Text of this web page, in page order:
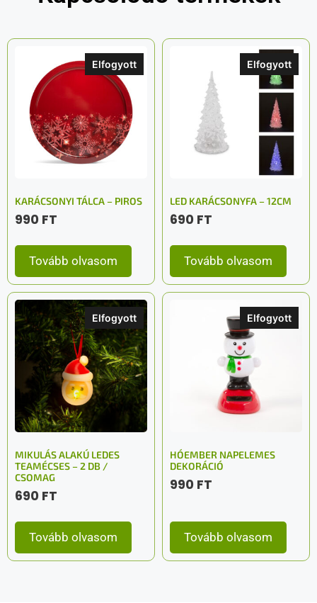
Elfogyott
KARÁCSONYI TÁLCA – PIROS
990 FT
Tovább olvasom
Elfogyott
LED KARÁCSONYFA – 12CM
690 FT
Tovább olvasom
Elfogyott
MIKULÁS ALAKÚ LEDES
TEAMÉCSES – 2 DB /
CSOMAG
690 FT
Tovább olvasom
Elfogyott
HÓEMBER NAPELEMES
DEKORÁCIÓ
990 FT
Tovább olvasom